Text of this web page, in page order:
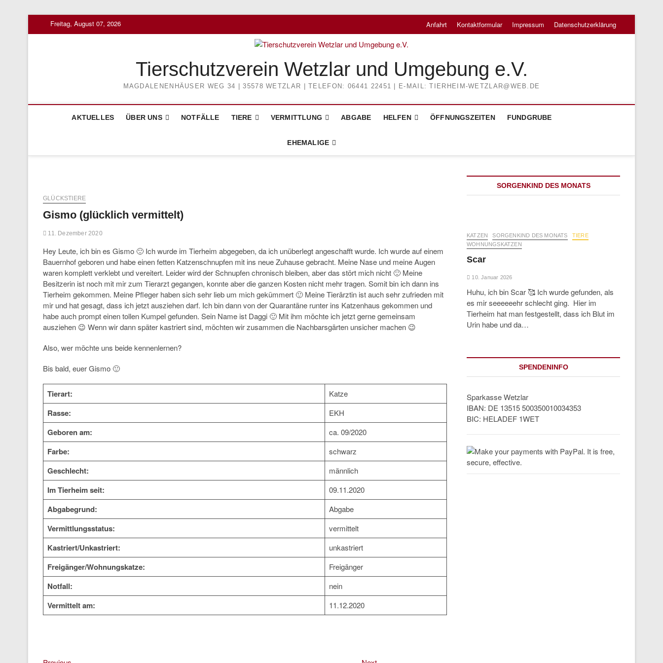
Freitag, August 07, 2026 Anfahrt Kontaktformular Impressum Datenschutzerklärung
Tierschutzverein Wetzlar und Umgebung e.V.
MAGDALENENHÄUSER WEG 34 | 35578 WETZLAR | TELEFON: 06441 22451 | E-MAIL: TIERHEIM-WETZLAR@WEB.DE
AKTUELLES ÜBER UNS NOTFÄLLE TIERE VERMITTLUNG ABGABE HELFEN ÖFFNUNGSZEITEN FUNDGRUBE
EHEMALIGE
GLÜCKSTIERE
Gismo (glücklich vermittelt)
11. Dezember 2020
Hey Leute, ich bin es Gismo 🙂 Ich wurde im Tierheim abgegeben, da ich unüberlegt angeschafft wurde. Ich wurde auf einem
Bauernhof geboren und habe einen fetten Katzenschnupfen mit ins neue Zuhause gebracht. Meine Nase und meine Augen
waren komplett verklebt und vereitert. Leider wird der Schnupfen chronisch bleiben, aber das stört mich nicht 🙂 Meine
Besitzerin ist noch mit mir zum Tierarzt gegangen, konnte aber die ganzen Kosten nicht mehr tragen. Somit bin ich dann ins
Tierheim gekommen. Meine Pfleger haben sich sehr lieb um mich gekümmert 🙂 Meine Tierärztin ist auch sehr zufrieden mit
mir und hat gesagt, dass ich jetzt ausziehen darf. Ich bin dann von der Quarantäne runter ins Katzenhaus gekommen und
habe auch prompt einen tollen Kumpel gefunden. Sein Name ist Daggi 🙂 Mit ihm möchte ich jetzt gerne gemeinsam
ausziehen 😉 Wenn wir dann später kastriert sind, möchten wir zusammen die Nachbarsgärten unsicher machen 😉
Also, wer möchte uns beide kennenlernen?
Bis bald, euer Gismo 🙂
Tierart: Katze
Rasse: EKH
Geboren am: ca. 09/2020
Farbe: schwarz
Geschlecht: männlich
Im Tierheim seit: 09.11.2020
Abgabegrund: Abgabe
Vermittlungsstatus: vermittelt
Kastriert/Unkastriert: unkastriert
Freigänger/Wohnungskatze: Freigänger
Notfall: nein
Vermittelt am: 11.12.2020
SORGENKIND DES MONATS
KATZEN SORGENKIND DES MONATS
TIERE
WOHNUNGSKATZEN
Scar
10. Januar 2026
Huhu, ich bin Scar 🥰 Ich wurde gefunden, als
es mir seeeeeehr schlecht ging. Hier im
Tierheim hat man festgestellt, dass ich Blut im
Urin habe und da…
SPENDENINFO
Sparkasse Wetzlar
IBAN: DE 13515 500350010034353
BIC: HELADEF 1WET